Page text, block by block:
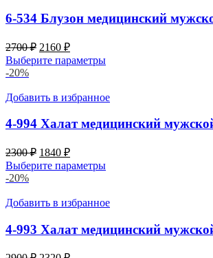
6-534 Блузон медицинский
2700₽ Первоначальная
цена
составляла
2160 ₽Текущая
цена:
Выберите параметры
-20%
Добавить в избранное
4-994 Халат медицинский
2300₽ Первоначальная
цена
составляла
1840 ₽Текущая
цена:
Выберите параметры
-20%
Добавить в избранное
4-993 Халат медицинский
Первоначальная
Текущая